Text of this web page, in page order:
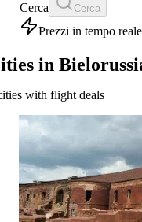
Cerca
Cerca
Prezzi in tempo
in
with flight deals